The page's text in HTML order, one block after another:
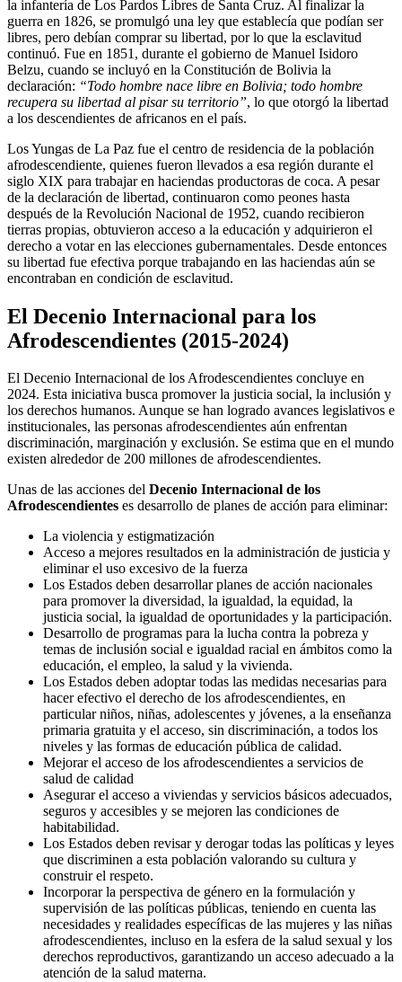
la infantería de Los Pardos Libres de Santa Cruz. Al finalizar la
guerra en 1826, se promulgó una ley que establecía que podían ser
libres, pero debían comprar su libertad, por lo que la esclavitud
continuó. Fue en 1851, durante el gobierno de Manuel Isidoro
Belzu, cuando se incluyó en la Constitución de Bolivia la
declaración: “Todo hombre nace libre en Bolivia; todo hombre
recupera su libertad al pisar su territorio”, lo que otorgó la libertad
a los descendientes de africanos en el país.
Los Yungas de La Paz fue el centro de residencia de la población
afrodescendiente, quienes fueron llevados a esa región durante el
siglo XIX para trabajar en haciendas productoras de coca. A pesar
de la declaración de libertad, continuaron como peones hasta
después de la Revolución Nacional de 1952, cuando recibieron
tierras propias, obtuvieron acceso a la educación y adquirieron el
derecho a votar en las elecciones gubernamentales. Desde entonces
su libertad fue efectiva porque trabajando en las haciendas aún se
encontraban en condición de esclavitud.
El Decenio Internacional para los
Afrodescendientes (2015-2024)
El Decenio Internacional de los Afrodescendientes concluye en
2024. Esta iniciativa busca promover la justicia social, la inclusión y
los derechos humanos. Aunque se han logrado avances legislativos e
institucionales, las personas afrodescendientes aún enfrentan
discriminación, marginación y exclusión. Se estima que en el mundo
existen alrededor de 200 millones de afrodescendientes.
Unas de las acciones del Decenio Internacional de los
Afrodescendientes es desarrollo de planes de acción para eliminar:
La violencia y estigmatización
Acceso a mejores resultados en la administración de justicia y
eliminar el uso excesivo de la fuerza
Los Estados deben desarrollar planes de acción nacionales
para promover la diversidad, la igualdad, la equidad, la
justicia social, la igualdad de oportunidades y la participación.
Desarrollo de programas para la lucha contra la pobreza y
temas de inclusión social e igualdad racial en ámbitos como la
educación, el empleo, la salud y la vivienda.
Los Estados deben adoptar todas las medidas necesarias para
hacer efectivo el derecho de los afrodescendientes, en
particular niños, niñas, adolescentes y jóvenes, a la enseñanza
primaria gratuita y el acceso, sin discriminación, a todos los
niveles y las formas de educación pública de calidad.
Mejorar el acceso de los afrodescendientes a servicios de
salud de calidad
Asegurar el acceso a viviendas y servicios básicos adecuados,
seguros y accesibles y se mejoren las condiciones de
habitabilidad.
Los Estados deben revisar y derogar todas las políticas y leyes
que discriminen a esta población valorando su cultura y
construir el respeto.
Incorporar la perspectiva de género en la formulación y
supervisión de las políticas públicas, teniendo en cuenta las
necesidades y realidades específicas de las mujeres y las niñas
afrodescendientes, incluso en la esfera de la salud sexual y los
derechos reproductivos, garantizando un acceso adecuado a la
atención de la salud materna.